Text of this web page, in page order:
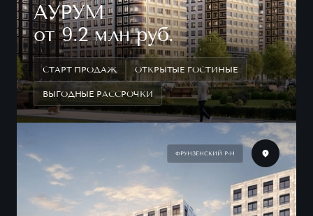
АУРУМ
от 9.2 млн руб.
СТАРТ ПРОДАЖ ОТКРЫТЫЕ ГОСТИНЫЕ
ВЫГОДНЫЕ РАССРОЧКИ
ФРУНЗЕНСКИЙ Р-Н